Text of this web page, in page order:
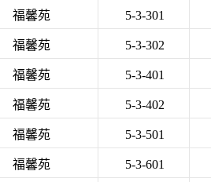
福馨苑 5-3-301
福馨苑 5-3-302
福馨苑 5-3-401
福馨苑 5-3-402
福馨苑 5-3-501
福馨苑 5-3-601